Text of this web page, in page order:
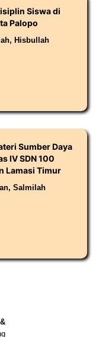
Siswa di
Palopo
Hisbullah
Sumber Daya
IV SDN 100
Lamasi Timur
Salmilah
&